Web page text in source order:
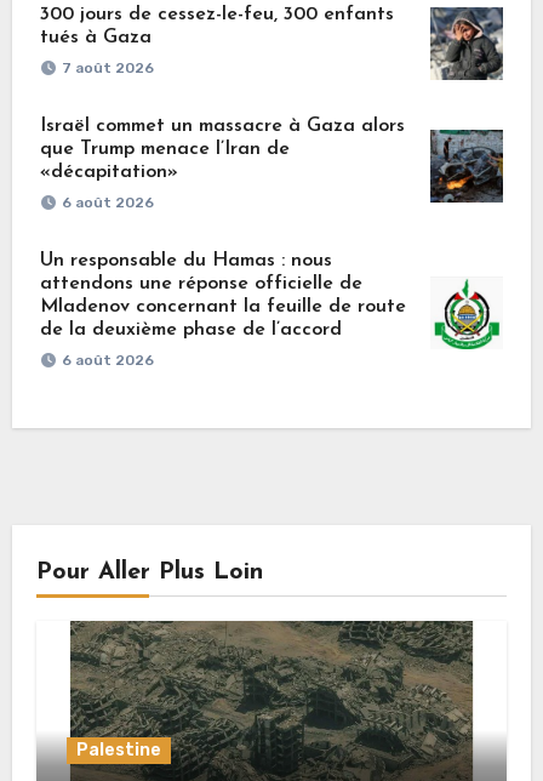
300 jours de cessez-le-feu, 300 enfants
tués à Gaza
7 août 2026
Israël commet un massacre à Gaza alors
que Trump menace l’Iran de
«décapitation»
6 août 2026
Un responsable du Hamas : nous
attendons une réponse officielle de
Mladenov concernant la feuille de route
de la deuxième phase de l’accord
6 août 2026
Pour Aller Plus Loin
Palestine